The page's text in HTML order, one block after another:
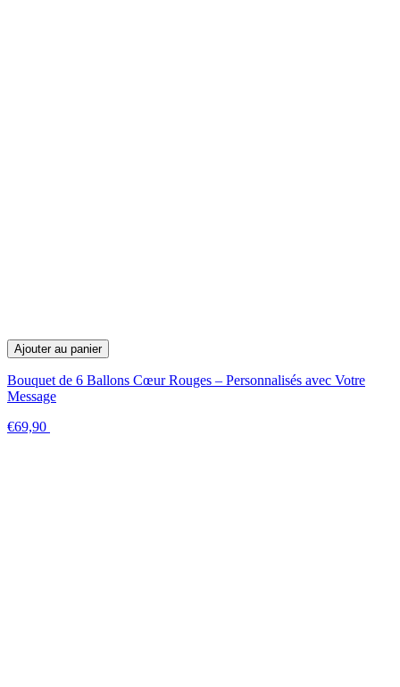
Ajouter au panier
Bouquet de 6 Ballons Cœur Rouges – Personnalisés avec Votre
Message
€69,90